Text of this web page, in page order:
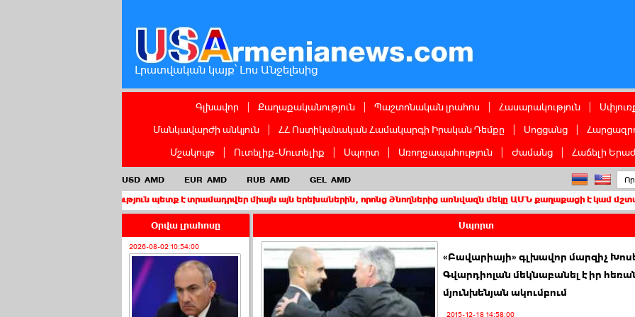
Լրատվական կայք՝ Լոս Անջելեսից
Գլխավոր Քաղաքականություն Պաշտոնական լրահոս Հասարակություն
Մանկավարժի անկյուն
ՀՀ Ոստիկանական Համակարգի Իրական Դեմքը Սոցցանց
Մշակույթ
Ուտելիք-Մուտելիք Սպորտ Առողջապահություն Ժամանց Հաճելի
USD AMD EUR AMD RUB AMD GEL AMD
քաղաքացիություն պետք է տրամադրվեր միայն այն երեխաներին, որոնց ծնողներից առնվազն մեկը ԱՄՆ քաղաքացի է կամ մշտական
Օրվա լրահոսը
2026-08-02 10:54:00
Սպորտ
«Բավարիայի» գլխավոր մարզիչ
Գվարդիոլան մեկնաբանել է իր
մյունխենյան ակումբում
2015-12-18 14:58:00